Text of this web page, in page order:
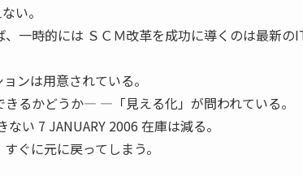
い。
一時的には ＳＣＭ改革を成功に導くのは最新の
ンは用意されている。
るかどうか― ―「見える化」が問われている。
い 7 JANUARY 2006 在庫は減る。
ぐに元に戻ってしまう。